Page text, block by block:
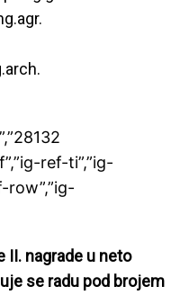
ref-ti”,”ig-
row”,”ig-
II. nagrade u neto
se radu pod brojem